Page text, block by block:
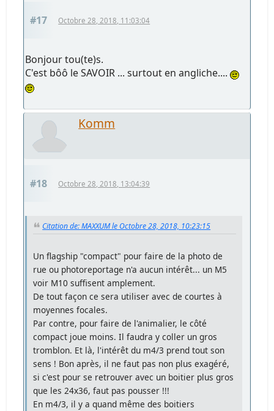
#17 Octobre 28, 2018, 11:03:04
Bonjour tou(te)s.
C'est bôô le SAVOIR ... surtout en angliche....
Komm
#18 Octobre 28, 2018, 13:04:39
Citation de: MAXXUM le Octobre 28, 2018, 10:23:15
Un flagship "compact" pour faire de la photo de
rue ou photoreportage n'a aucun intérêt... un M5
voir M10 suffisent amplement.
De tout façon ce sera utiliser avec de courtes à
moyennes focales.
Par contre, pour faire de l'animalier, le côté
compact joue moins. Il faudra y coller un gros
tromblon. Et là, l'intérêt du m4/3 prend tout son
sens ! Bon après, il ne faut pas non plus exagéré,
si c'est pour se retrouver avec un boitier plus gros
que les 24x36, faut pas pousser !!!
En m4/3, il y a quand même des boitiers